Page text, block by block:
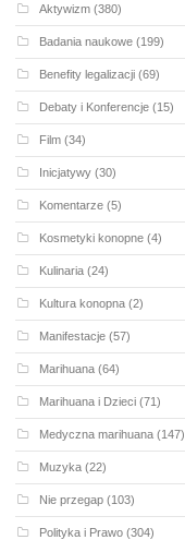
Aktywizm (380)
Badania naukowe (199)
Benefity legalizacji (69)
Debaty i Konferencje (15)
Film (34)
Inicjatywy (30)
Komentarze (5)
Kosmetyki konopne (4)
Kulinaria (24)
Kultura konopna (2)
Manifestacje (57)
Marihuana (64)
Marihuana i Dzieci (71)
Medyczna marihuana (147)
Muzyka (22)
Nie przegap (103)
Polityka i Prawo (304)